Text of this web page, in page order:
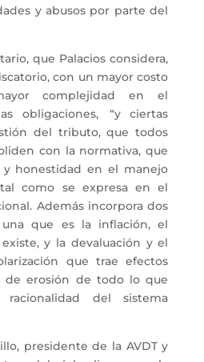
y abusos por parte del
que Palacios considera,
con un mayor costo
complejidad en el
obligaciones, “y ciertas
del tributo, que todos
con la normativa, que
y honestidad en el manejo
como se expresa en el
Además incorpora dos
una que es la inflación, el
y la devaluación y el
que trae efectos
de erosión de todo lo que
del sistema
presidente de la AVDT y